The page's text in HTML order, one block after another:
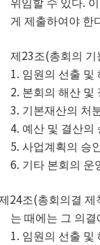
위임할 수 있다
게 제출하여야 한
제 23조(총회의 기
1. 임원의 선출 및
2. 본회의 해산 및
3. 기본재산의 처
4. 예산 및 결산의
5. 사업계획의 승
6. 기타 본회의 운
24조(총회의결 제
는 때에는 그 의
1. 임원의 선출 및